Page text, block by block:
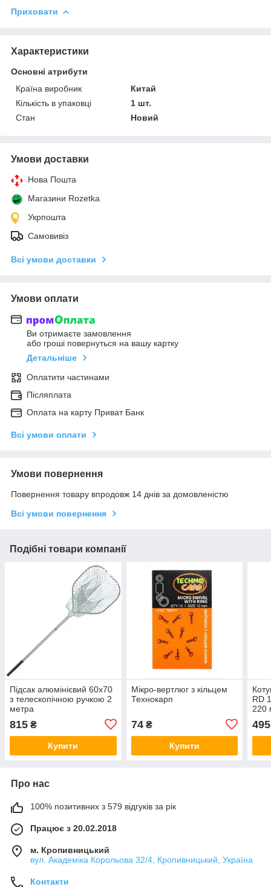
Приховати
Характеристики
Основні атрибути
Країна виробник
Китай
Кількість в упаковці
1 шт.
Стан
Новий
Умови доставки
Нова Пошта
Магазини Rozetka
Укрпошта
Самовивіз
Всі умови доставки
Умови оплати
Ви отримаєте замовлення
або гроші повернуться на вашу картку
Детальніше
Оплатити частинами
Післяплата
Оплата на карту Приват Банк
Всі умови оплати
Умови повернення
Повернення товару впродовж 14 днів за домовленістю
Всі умови повернення
Подібні товари компанії
Підсак алюмінієвий 60х70
з телескопічною ручкою 2
метра
815 ₴
Купити
Мікро-вертлюг з кільцем
Технокарп
74₴
Купити
RD
220
495
Про нас
100% позитивних з 579 відгуків за рік
Працює з 20.02.2018
м. Кропивницький
вул. Академіка Корольова 32/4, Кропивницький, Україна
Контакти